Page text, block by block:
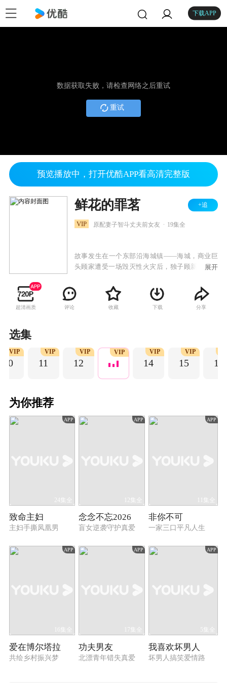
下载APP
数据获取失败，请检查网络之后重试
重试
预览播放中，打开优酷APP看高清完整版
鲜花的罪茗 +追
VIP 原配妻子智斗丈夫前女友 19集全
故事发生在一个东部沿海城镇——海城，商业巨
头顾家遭受一场毁灭性火灾后，独子顾新辰被佣
依为命，并最终结为夫妇。然而，顾新辰因火灾
留下了深刻的心理创伤，导致记忆错乱。叶秋雨
是顾新辰的青梅竹马，她因嫉成恨，返回海城后
叶秋雨的真实面目，并为了保护顾新辰而暂时放
过她。但叶秋雨并未就此罢休，她再次试图伤害
被警方抓获并依法惩处，而顾新辰的病情也得以
确诊和治疗——他的症状是由当地罕见的“罪茗
展开
超清画质 评论 收藏 下载 分享
选集
10
VIP
11
VIP
12
VIP VIP
14
VIP
15
VIP
16
为你推荐
APP
24集全
致命主妇
主妇手撕凤凰男
APP
12集全
念念不忘2026
盲女逆袭守护真爱
APP
11集全
非你不可
一家三口平凡人生
APP
16集全
爱在博尔塔拉
共绘乡村振兴梦
APP
17集全
功夫男友
北漂青年错失真爱
APP
5集全
我喜欢坏男人
坏男人搞笑爱情路